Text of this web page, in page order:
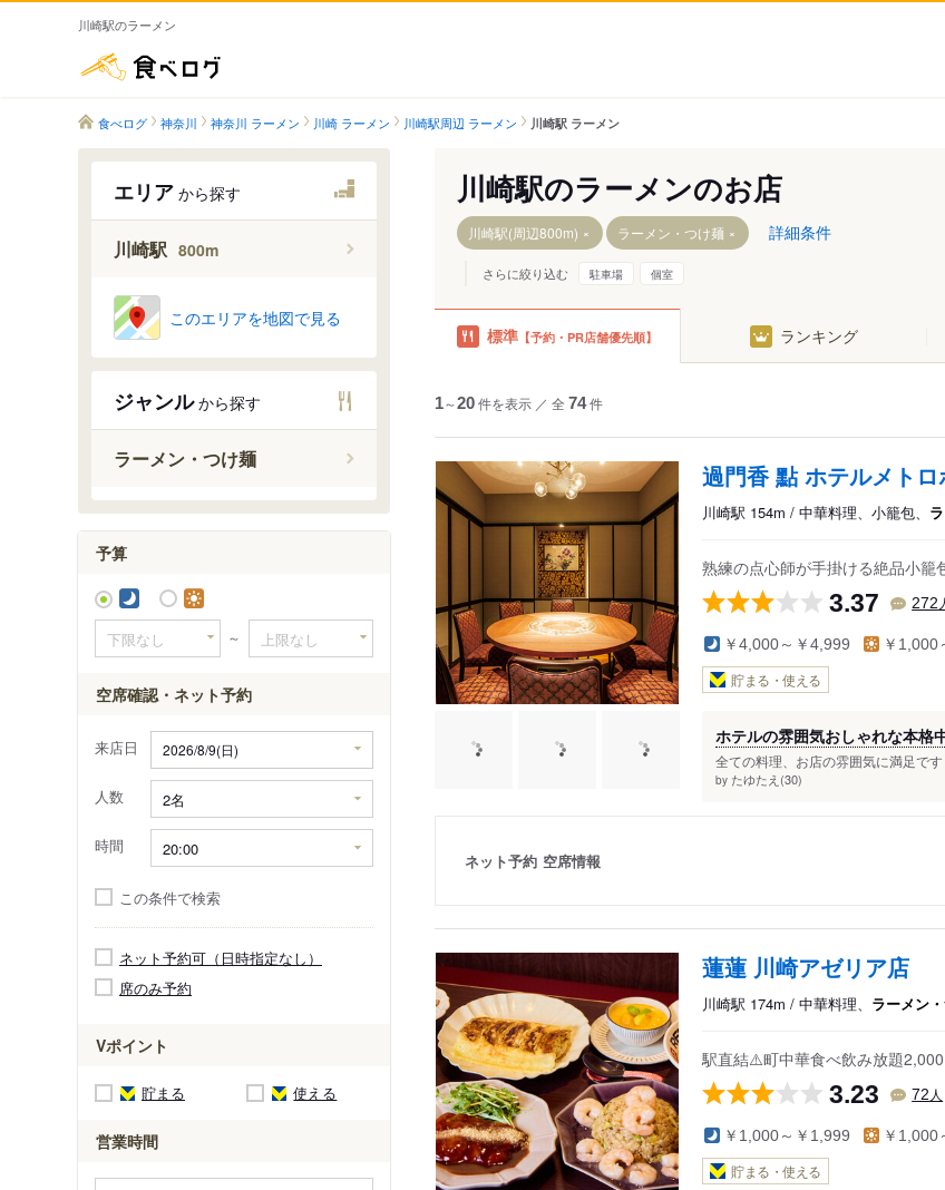
川崎駅のラーメン
食べログ 神奈川 神奈川 ラーメン 川崎 ラーメン 川崎駅周辺 ラーメン 川崎駅 ラーメン
エリア から探す
川崎駅 800m
このエリアを地図で見る
ジャンルから探す
ラーメン・つけ麺
予算
～
空席確認・ネット予約
来店日
人数
時間
この条件で検索
ネット予約可（日時指定なし）
席のみ予約
Vポイント
貯まる 使える
営業時間
川崎駅のラーメンのお店
川崎駅(周辺800m) ラーメン・つけ麺 詳細条件
さらに絞り込む 駐車場 個室
標準 【予約・PR店舗優先順】 ランキング
1～20件を表示 ／ 全 74件
過門香 點 ホテルメト
川崎駅 154m / 中華料理、小籠包、
熟練の点心師が手掛ける絶品小
3.37 272
￥4,000～￥4,999 ￥1,000
貯まる・使える
ホテルの雰囲気おしゃれな本格
全ての料理、お店の雰囲気に満足で
by たゆたえ(30)
ネット予約 空席情報
蓮蓮 川崎アゼリア店
川崎駅 174m / 中華料理、 ラーメン
駅直結⚠️町中華食べ飲み放題
3.23 72 人
￥1,000～￥1,999 ￥1,000
貯まる・使える